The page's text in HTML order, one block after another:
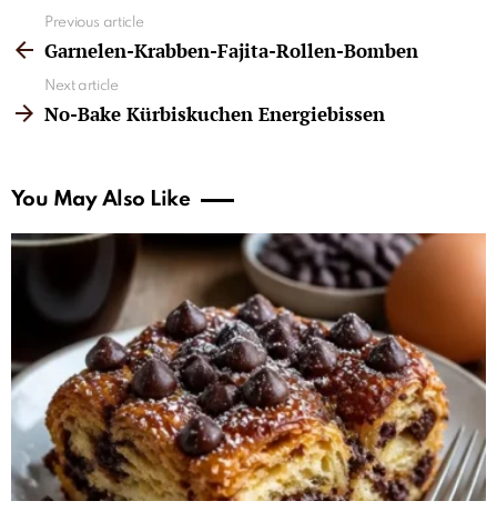
more
Previous article
Garnelen-Krabben-Fajita-Rollen-Bomben
Next article
No-Bake Kürbiskuchen Energiebissen
You May Also Like